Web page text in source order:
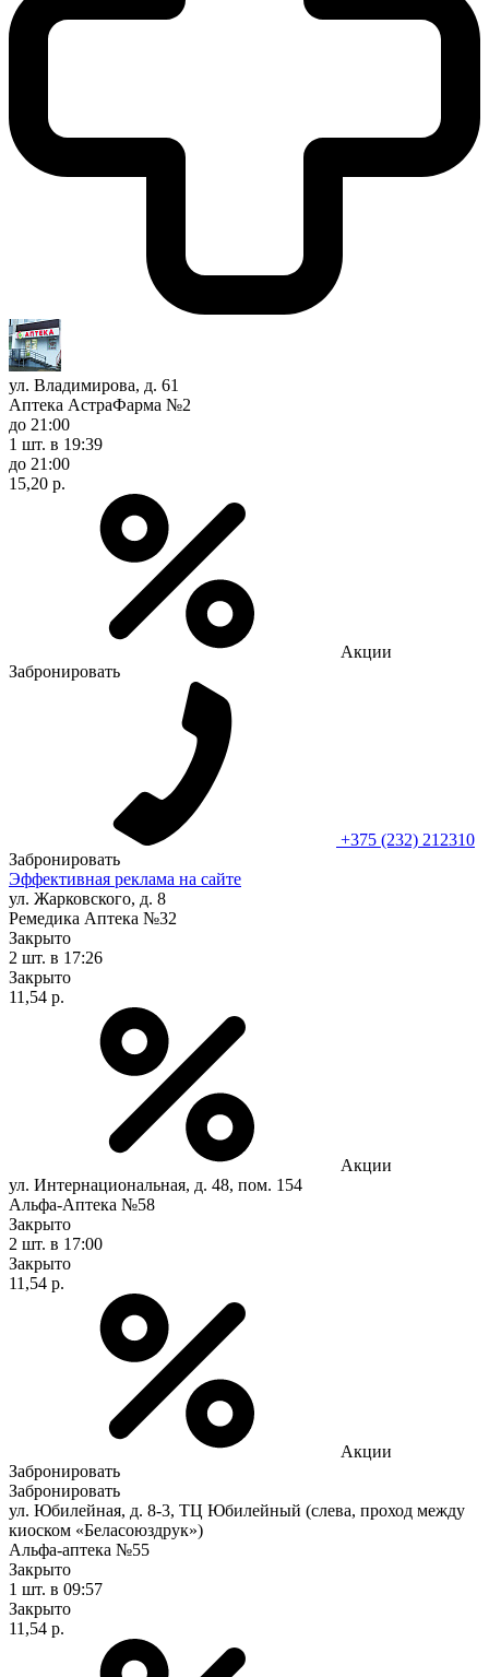
ул. Владимирова, д. 61
Аптека АстраФарма №2
до 21:00
1 шт. в 19:39
до 21:00
15,20 р.
Акции
Забронировать
+375 (232) 212310
Забронировать
Эффективная реклама на сайте
ул. Жарковского, д. 8
Ремедика Аптека №32
Закрыто
2 шт. в 17:26
Закрыто
11,54 р.
Акции
ул. Интернациональная, д. 48, пом. 154
Альфа-Аптека №58
Закрыто
2 шт. в 17:00
Закрыто
11,54 р.
Акции
Забронировать
Забронировать
ул. Юбилейная, д. 8-3, ТЦ Юбилейный (слева, проход между
киоском «Беласоюздрук»)
Альфа-аптека №55
Закрыто
1 шт. в 09:57
Закрыто
11,54 р.